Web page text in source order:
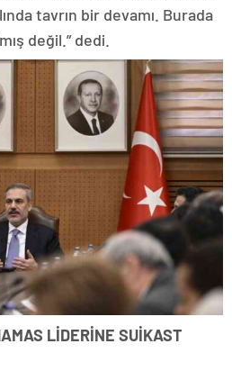
tavrın bir devamı. Burada
değil.” dedi.
LİDERİNE SUİKAST